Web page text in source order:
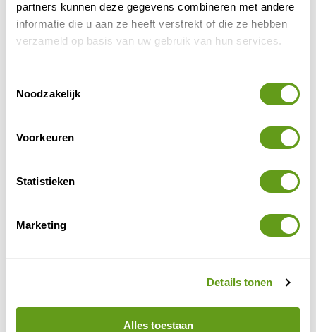
partners kunnen deze gegevens combineren met andere
informatie die u aan ze heeft verstrekt of die ze hebben
verzameld op basis van uw gebruik van hun services.
Noodzakelijk
Voorkeuren
Statistieken
Marketing
Details tonen
Alles toestaan
iedere tweede zondag van de maand vindt een
themaboekenmarkt plaats.
Deze kerk is met zijn platte toren een opvallende
verschijning. Van buiten al fotogeniek. Maar wie de
fantastisch uitzicht over de stervormige stadswallen, de
Damse Vaart en het omliggende polderlandschap.